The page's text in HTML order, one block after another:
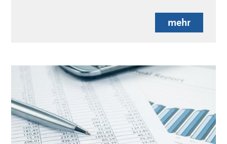
mehr